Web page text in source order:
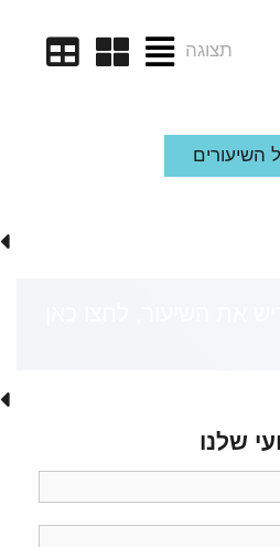
תצוגה
השיעורים
שלנו